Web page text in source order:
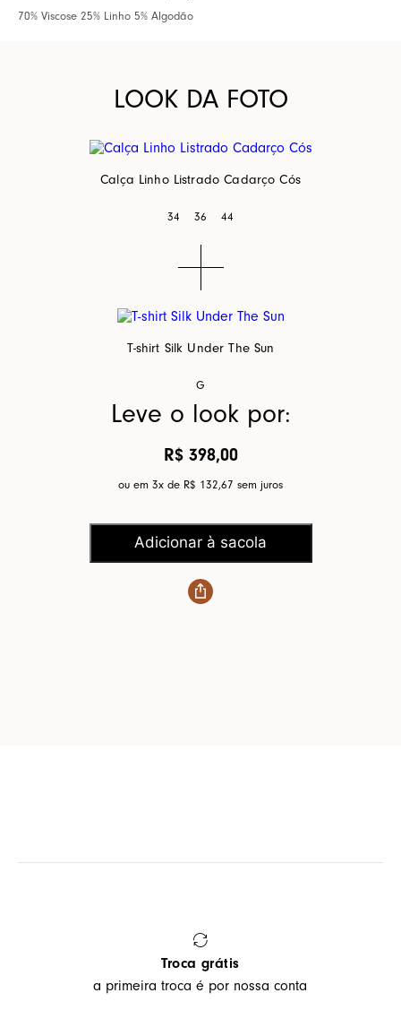
70% Viscose 25% Linho 5% Algodão
LOOK DA FOTO
Calça Linho Listrado Cadarço Cós
34 36 44
T-shirt Silk Under The Sun
G
Leve o look por:
R$ 398,00
ou em 3x de R$ 132,67 sem juros
Adicionar à sacola
Troca grátis
a primeira troca é por nossa conta